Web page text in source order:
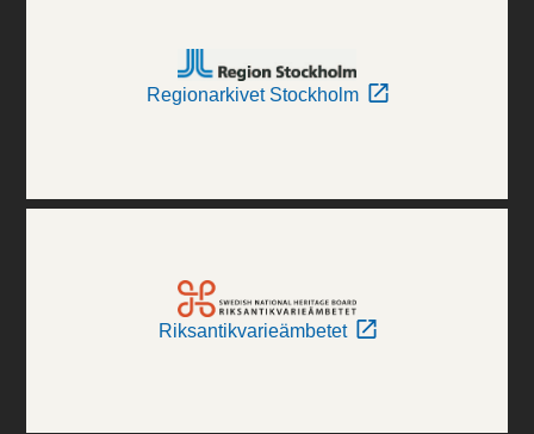
Regionarkivet Stockholm
Riksantikvarieämbetet